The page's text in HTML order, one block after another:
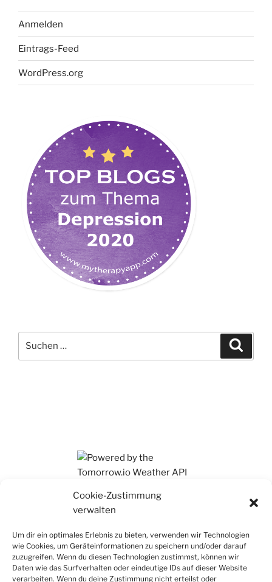
Cookie-Zustimmung
verwalten
Um dir ein optimales Erlebnis zu bieten, verwenden wir Technologien
wie Cookies, um Geräteinformationen zu speichern und/oder darauf
zuzugreifen. Wenn du diesen Technologien zustimmst, können wir
Daten wie das Surfverhalten oder eindeutige IDs auf dieser Website
verarbeiten. Wenn du deine Zustimmung nicht erteilst oder
Anmelden
Eintrags-Feed
WordPress.org
nach: